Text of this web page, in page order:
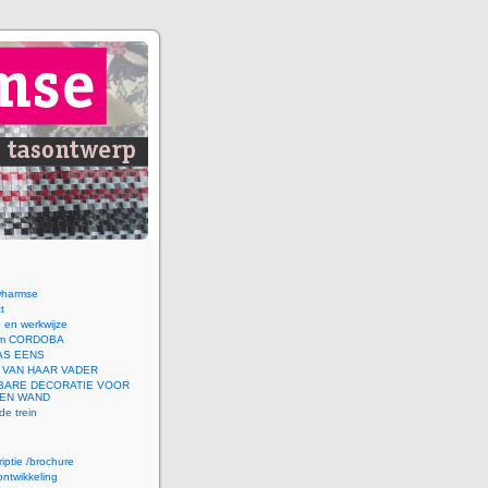
en werkwijze
CORDOBA
EENS
HAAR VADER
DECORATIE VOOR
WAND
trein
/brochure